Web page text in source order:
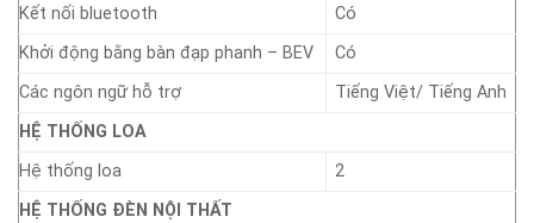
Kết nối bluetooth
Có
Khởi động bằng bàn đạp phanh – BEV
Có
Các ngôn ngữ hỗ trợ
Tiếng Việt/ Tiếng Anh
HỆ THỐNG LOA
Hệ thống loa
2
HỆ THỐNG ĐÈN NỘI THẤT